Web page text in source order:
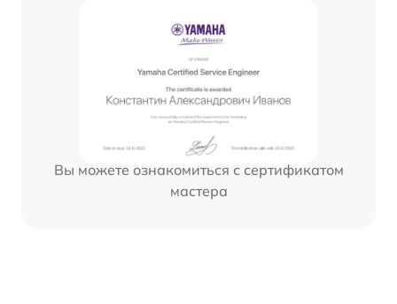
Вы можете ознакомиться с сертификатом
мастера